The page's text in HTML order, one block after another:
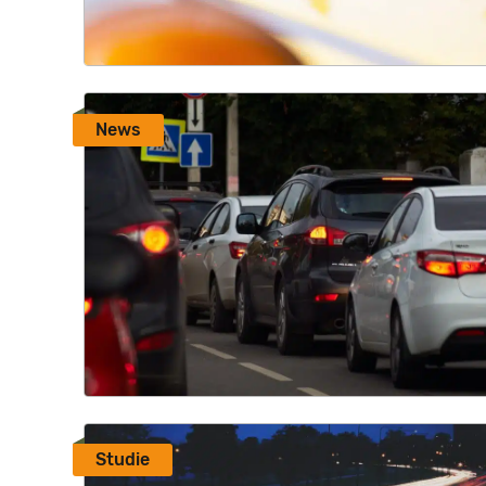
News
Studie